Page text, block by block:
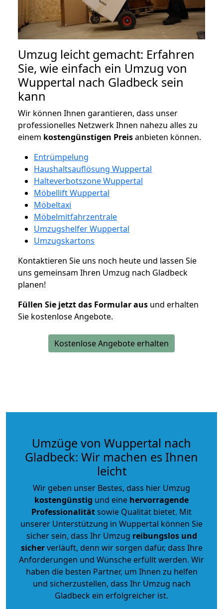
Umzug leicht gemacht: Erfahren
Sie, wie einfach ein Umzug von
Wuppertal nach Gladbeck sein
kann
Wir können Ihnen garantieren, dass unser
professionelles Netzwerk Ihnen nahezu alles zu
einem kostengünstigen Preisanbieten können.
Entrümpelung
Haushaltsauflösung Wuppertal
Halteverbotszone Wuppertal
Möbellift Wuppertal
Möbeltaxi
Möbelmitfahrzentrale
Umzugshelfer Wuppertal
Umzugskartons
Kontaktieren Sie uns noch heute und lassen Sie
uns gemeinsam Ihren Umzug nach Gladbeck
planen!
Füllen Sie jetzt das Formular aus und erhalten
Sie kostenlose Angebote.
Kostenlose Angebote erhalten
Umzüge von Wuppertal nach
Gladbeck: Wir machen es Ihnen
leicht
Wir geben unser Bestes, dass hier Umzug
kostengünstig und eine hervorragende
Professionalitätsowie Qualität bietet. Mit
unserer Unterstützung in Wuppertal können Sie
sicher sein, dass Ihr Umzug reibungslos und
sicherverläuft, denn wir sorgen dafür, dass Ihre
Anforderungen und Wünsche erfüllt werden. Wir
haben die besten Partner, um Ihnen zu helfen
und sicherzustellen, dass Ihr Umzug nach
Gladbeck ein erfolgreicher ist.